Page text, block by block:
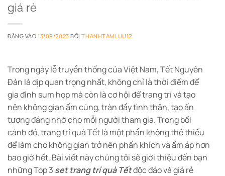
giá rẻ
ĐĂNG VÀO13/09/2023 BỞITHANHTAMLUU12
Trong ngày lễ truyền thống của Việt Nam, Tết Nguyên
Đán là dịp quan trọng nhất, không chỉ là thời điểm để
gia đình sum họp mà còn là cơ hội để trang trí và tạo
nên không gian ấm cúng, tràn đầy tình thân, tạo ấn
tượng đáng nhớ cho mỗi người tham gia. Trong bối
cảnh đó, trang trí quà Tết là một phần không thể thiếu
để làm cho không gian trở nên phấn khích và ấm áp hơn
bao giờ hết. Bài viết này chúng tôi sẽ giới thiệu đến bạn
những Top 3 set trang trí quà Tếtđộc đáo và giá rẻ